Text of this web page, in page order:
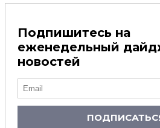
Подпишитесь на
еженедельный
новостей